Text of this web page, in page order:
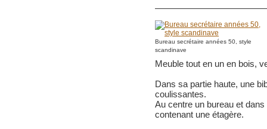
Bureau secrétaire années 50, style
scandinave
Meuble tout en un en bois,
Dans sa partie haute, une
coulissantes.
Au centre un bureau et
contenant une étagère.